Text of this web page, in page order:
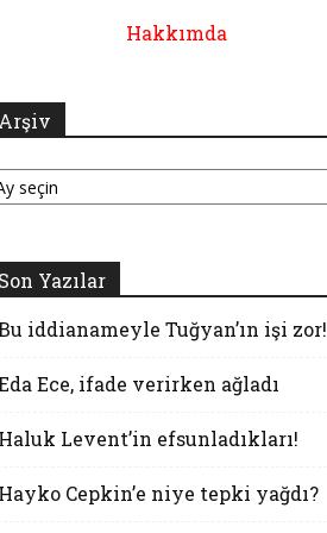
Hakkımda
Yazılar
iddianameyle Tuğyan’ın işi zor!
Ece, ifade verirken ağladı
Levent’in efsunladıkları!
Cepkin’e niye tepki yağdı?